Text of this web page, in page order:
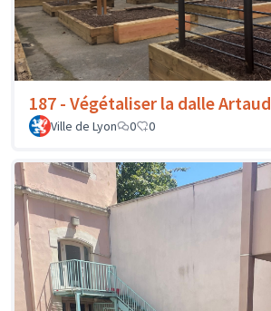
187 - Végétaliser la dalle Artaud
Ville de Lyon
0 0